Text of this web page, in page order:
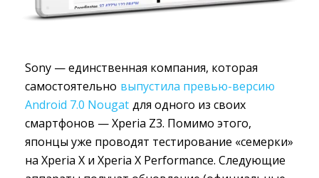
Sony — единственная компания, которая
самостоятельно выпустила превью-версию
Android 7.0 Nougat для одного из своих
смартфонов — Xperia Z3. Помимо этого,
японцы уже проводят тестирование «семерки»
на Xperia X и Xperia X Performance. Следующие